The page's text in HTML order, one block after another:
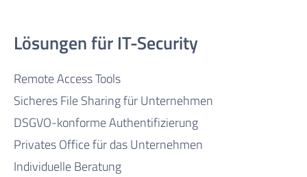
Lösungen für IT-Security
Remote Access Tools
Sicheres File Sharing für Unternehmen
DSGVO-konforme Authentifizierung
Privates Office für das Unternehmen
Individuelle Beratung